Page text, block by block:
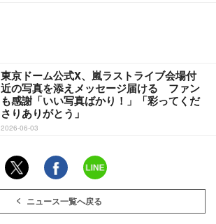
東京ドーム公式X、嵐ラストライブ会場付
近の写真を添えメッセージ届ける ファン
も感謝「いい写真ばかり！」「彩ってくだ
さりありがとう」
2026-06-03
ニュース一覧へ戻る